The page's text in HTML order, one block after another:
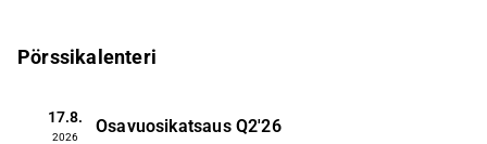
Pörssikalenteri
17.8.
2026
Osavuosikatsaus Q2'26